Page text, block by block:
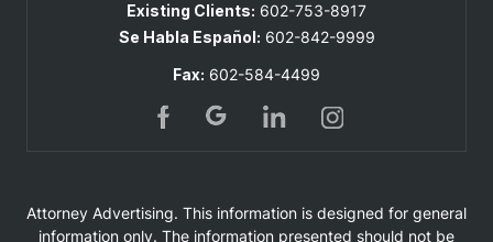
Existing Clients: 602-753-8917
Se Habla Español: 602-842-9999
Fax: 602-584-4499
Attorney Advertising. This information is designed for general
information only. The information presented should not be